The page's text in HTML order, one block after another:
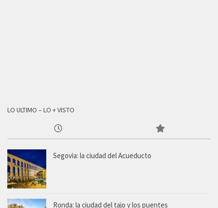
LO ULTIMO – LO + VISTO
Segovia: la ciudad del Acueducto
Ronda: la ciudad del tajo y los puentes